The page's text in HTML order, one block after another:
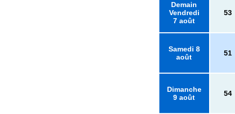
Demain
Vendredi
7 août
53
Samedi 8
août
51
Dimanche
9 août
54